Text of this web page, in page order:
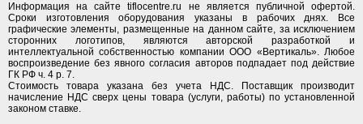
Информация на сайте tiflocentre.ru не является публичной офертой.
Сроки изготовления оборудования указаны в рабочих днях. Все
графические элементы, размещенные на данном сайте, за исключением
сторонних логотипов, являются авторской разработкой и
интеллектуальной собственностью компании ООО «Вертикаль». Любое
воспроизведение без явного согласия авторов подпадает под действие
ГК РФ ч. 4 р. 7.
Стоимость товара указана без учета НДС. Поставщик производит
начисление НДС сверх цены товара (услуги, работы) по установленной
законом ставке.